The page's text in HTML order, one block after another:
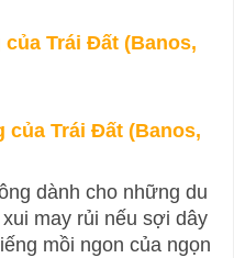
Trái Đất (Banos,
dành cho những du
may rủi nếu sợi dây
mồi ngon của ngọn